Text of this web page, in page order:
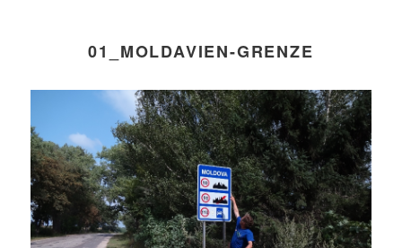
01_MOLDAVIEN-GRENZE